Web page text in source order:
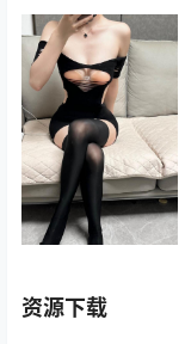
资源下载